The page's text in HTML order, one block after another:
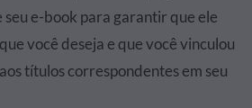
seu e-book para garantir que ele
você deseja e que você vinculou
títulos correspondentes em seu